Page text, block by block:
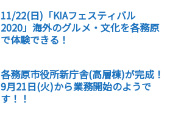
11/22(日)「KIAフェスティバル
2020」海外のグルメ・文化を各務原
で体験できる！
各務原市役所新庁舎(高層棟)が完成！
9月21日(火)から業務開始のようで
す！！